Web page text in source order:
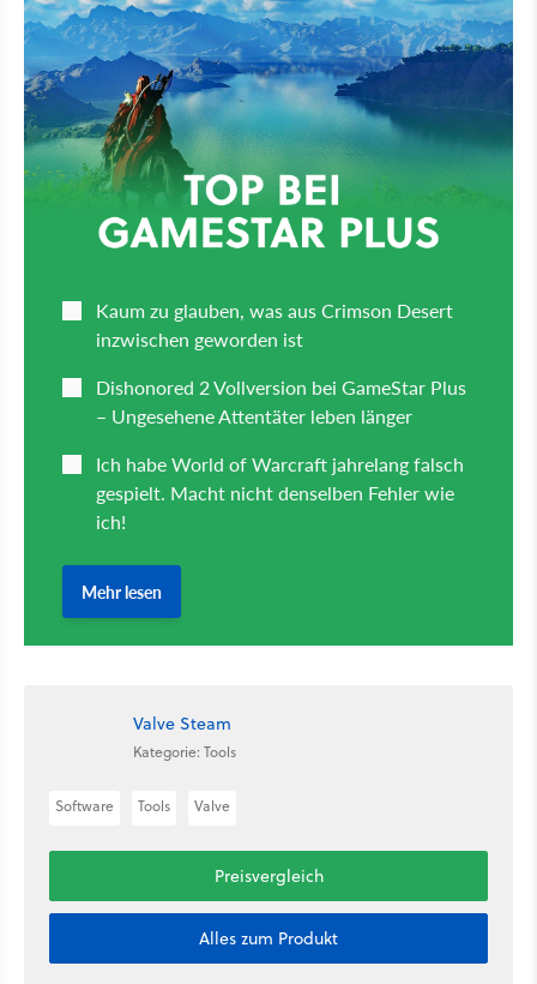
Valve Steam
Kategorie: Tools
Software Tools Valve
Preisvergleich
Alles zum Produkt